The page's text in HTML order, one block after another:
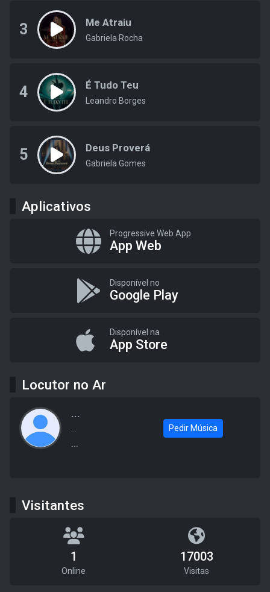
3 Me Atraiu
Gabriela Rocha
4 É Tudo Teu
Leandro Borges
5 Deus Proverá
Gabriela Gomes
Aplicativos
Progressive Web App
App Web
Disponível no
Google Play
Disponível na
App Store
Locutor no Ar
...
...
...
Pedir Música
Visitantes
1
Online
17003
Visitas